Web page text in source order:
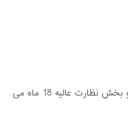
زمان قرارداد : بخش طراحی 7 ماه و بخش نظارت عالیه 18 ماه می